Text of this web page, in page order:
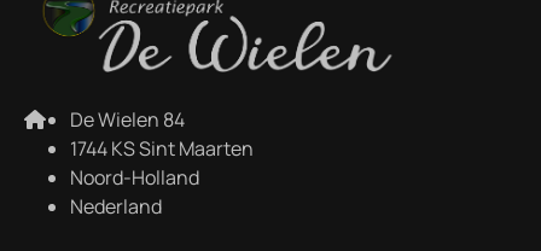
De Wielen 84
1744 KS Sint Maarten
Noord-Holland
Nederland